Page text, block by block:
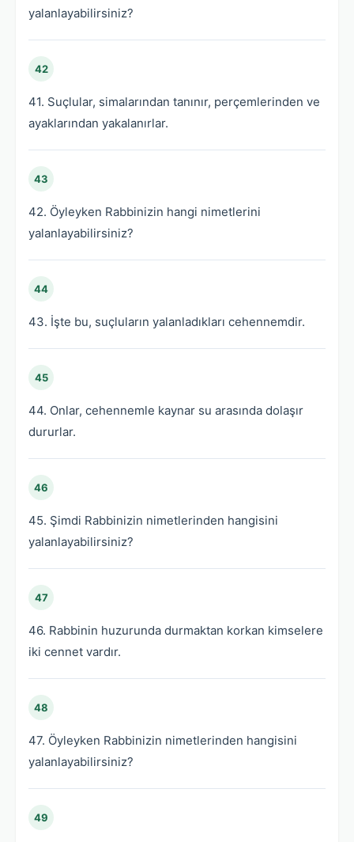
yalanlayabilirsiniz?
42
41. Suçlular, simalarından tanınır, perçemlerinden ve
ayaklarından yakalanırlar.
43
42. Öyleyken Rabbinizin hangi nimetlerini
yalanlayabilirsiniz?
44
43. İşte bu, suçluların yalanladıkları cehennemdir.
45
44. Onlar, cehennemle kaynar su arasında dolaşır
dururlar.
46
45. Şimdi Rabbinizin nimetlerinden hangisini
yalanlayabilirsiniz?
47
46. Rabbinin huzurunda durmaktan korkan kimselere
iki cennet vardır.
48
47. Öyleyken Rabbinizin nimetlerinden hangisini
yalanlayabilirsiniz?
49